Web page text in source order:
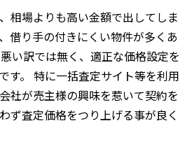
相場よりも高い金額で出してしま
借り手の付きにくい物件が多くあ
い訳では無く、適正な価格設定を
す。 特に一括査定サイト等を利用
社が売主様の興味を惹いて契約を
ず査定価格をつり上げる事が良く